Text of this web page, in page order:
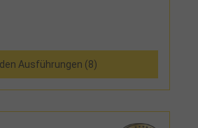
Ausführungen (8)